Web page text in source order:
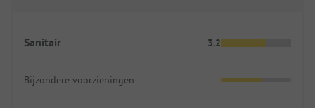
Sanitair 3.2
Bijzondere voorzieningen